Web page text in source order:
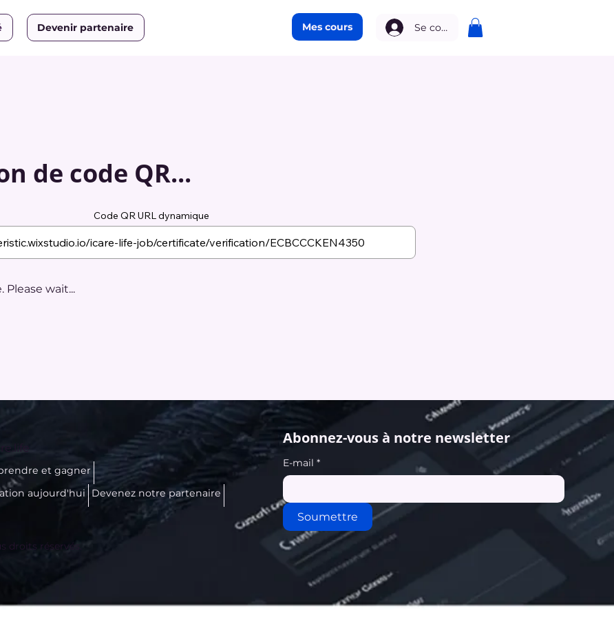
Devenir partenaire Mes cours Se connecter
de code QR...
Code QR URL dynamique
Please wait...
et gagner
aujourd'hui
Devenez notre partenaire
droits réservés.
Abonnez-vous à notre newsletter
E-mail *
Soumettre